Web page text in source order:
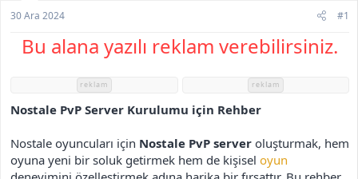
30 Ara 2024 #1
Bu alana yazılı reklam verebilirsiniz.
reklam reklam
Nostale PvP Server Kurulumu için Rehber
Nostale oyuncuları için Nostale PvP server oluşturmak, hem
oyuna yeni bir soluk getirmek hem de kişisel oyun